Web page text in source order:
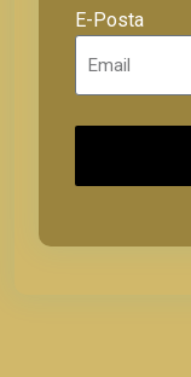
E-Posta